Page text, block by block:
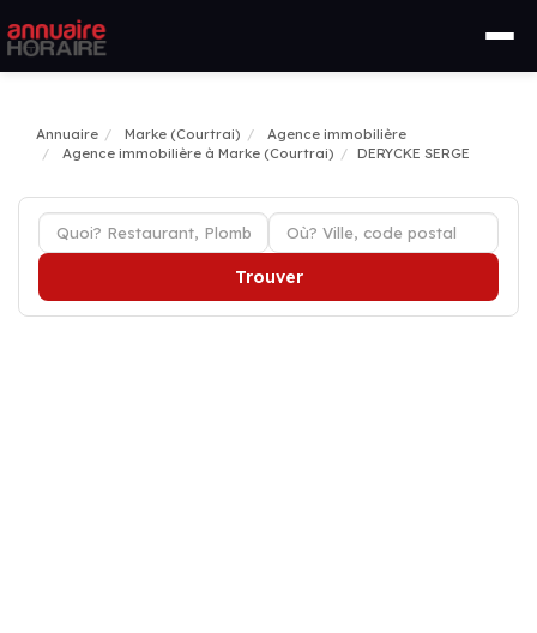
Annuaire Marke (Courtrai)
Agence immobilière
Agence immobilière à Marke (Courtrai)
DERYCKE SERGE
Trouver